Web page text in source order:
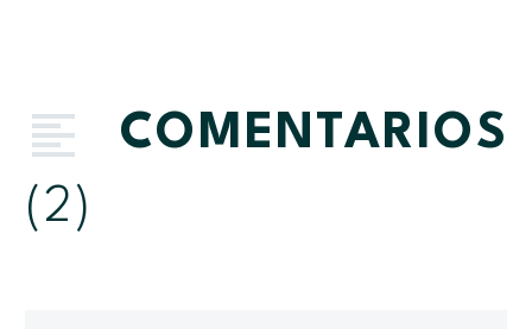
COMENTARIOS
(2)